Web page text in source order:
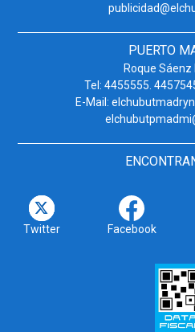
PUERTO
Roque Sáenz
Tel: 4455555.
E-Mail:
Twitter Facebook